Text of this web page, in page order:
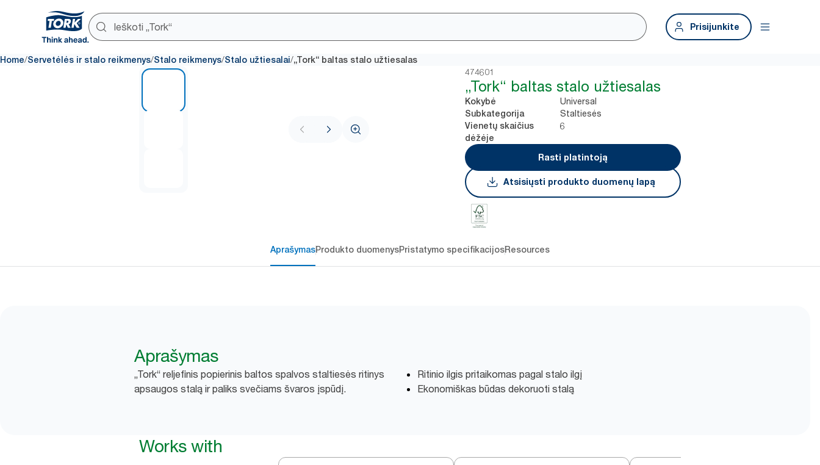
Prisijunkite
Home/Servetėlės ir stalo reikmenys/Stalo reikmenys/Stalo užtiesalai/„Tork“ baltas stalo užtiesalas
474601
„Tork“ baltas stalo užtiesalas
Kokybė Universal
Subkategorija Staltiesės
Vienetų skaičius
dėžėje
6
Rasti platintoją
Atsisiųsti produkto duomenų lapą
AprašymasProdukto duomenysPristatymo specifikacijosResources
Aprašymas
„Tork“ reljefinis popierinis baltos spalvos staltiesės ritinys
apsaugos stalą ir paliks svečiams švaros įspūdį.
Ritinio ilgis pritaikomas pagal stalo ilgį
Ekonomiškas būdas dekoruoti stalą
Works with